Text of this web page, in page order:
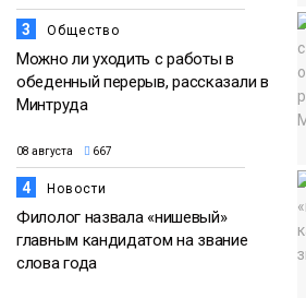
3 Общество
Можно ли уходить с работы в
обеденный перерыв, рассказали в
Минтруда
08 августа 667
4 Новости
Филолог назвала «нишевый»
главным кандидатом на звание
слова года